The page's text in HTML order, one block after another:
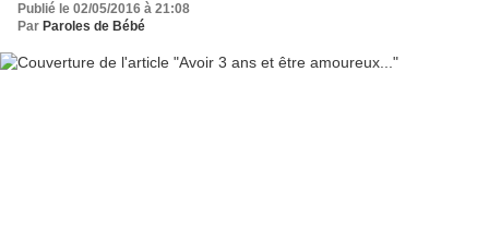
Publié le 02/05/2016 à 21:08
Par Paroles de Bébé